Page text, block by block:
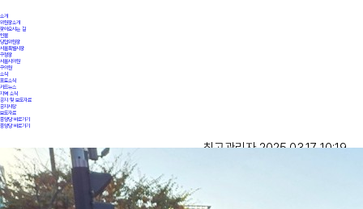
소개
위원장소개
찾아오시는 길
인물
당협위원장
서울특별시장
구청장
서울시의원
구의원
소식
포토소식
카드뉴스
지역 소식
공지 및 보도자료
공지사항
보도자료
중앙당 바로가기
중앙당 바로가기
최고관리자 2025.03.17 10:19